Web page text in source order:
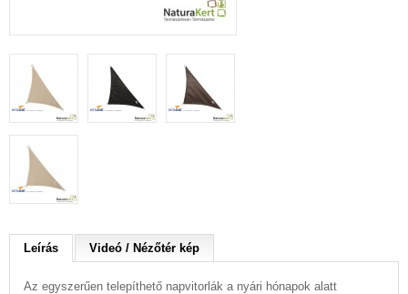
Leírás Videó / Nézőtér kép
Az egyszerűen telepíthető napvitorlák a nyári hónapok alatt